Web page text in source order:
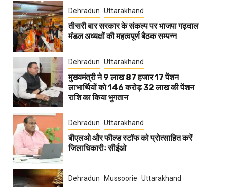
Dehradun Uttarakhand
तीसरी बार सरकार के संकल्प पर भाजपा गढ़वाल
मंडल अध्यक्षों की महत्वपूर्ण बैठक सम्पन्न
Dehradun Uttarakhand
मुख्यमंत्री ने 9 लाख 87 हजार 17 पेंशन
लाभार्थियों को 146 करोड़ 32 लाख की पेंशन
राशि का किया भुगतान
Dehradun Uttarakhand
बीएलओ और फील्ड स्टॉफ को प्रोत्साहित करें
जिलाधिकारीः सीईओ
Dehradun Mussoorie Uttarakhand